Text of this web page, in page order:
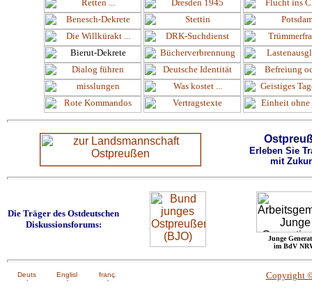
Erleben Sie
mit
Die Träger des Ostdeutschen
Diskussionsforums:
Junge
im BdV
Copyright